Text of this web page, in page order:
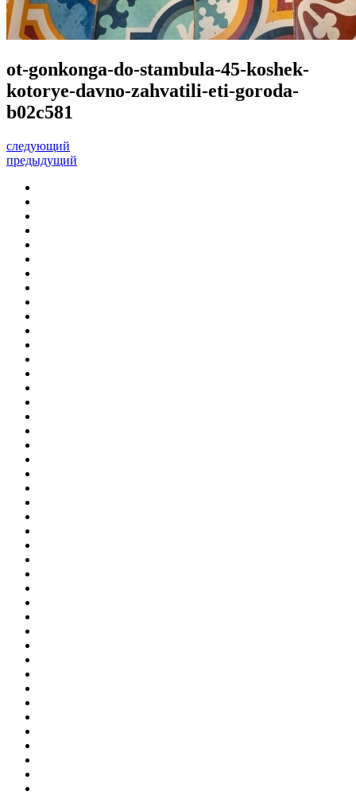
ot-gonkonga-do-stambula-45-koshek-
kotorye-davno-zahvatili-eti-goroda-
b02c581
следующий
предыдущий